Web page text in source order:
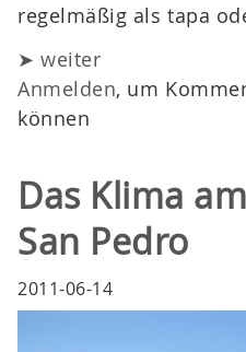
regelmäßig als tapa
➤ weiter
Anmelden, um
können
Das Klima
San Pedro
2011-06-14